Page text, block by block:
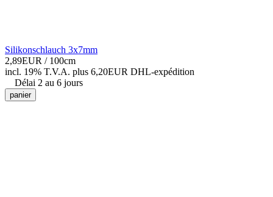
Silikonschlauch 3x7mm
2,89EUR / 100cm
incl. 19% T.V.A. plus 6,20EUR DHL-expédition
Délai 2 au 6 jours
panier